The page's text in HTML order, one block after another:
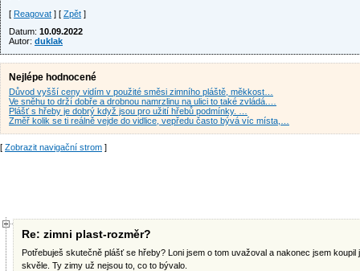
[ Reagovat ] [ Zpět ]
Datum: 10.09.2022
Autor: duklak
Nejlépe hodnocené
Důvod vyšší ceny vidím v použité směsi zimního pláště, měkkost…
Ve sněhu to drží dobře a drobnou namrzlinu na ulici to také zvládá.…
Plášť s hřeby je dobrý když jsou pro užití hřebů podmínky. …
Změř kolik se ti reálně vejde do vidlice, vepředu často bývá víc místa,…
[ Zobrazit navigační strom ]
Re: zimni plast-rozměr?
Potřebuješ skutečně plášť se hřeby? Loni jsem o tom uvažoval a nakonec jsem koupil
skvěle. Ty zimy už nejsou to, co to bývalo.